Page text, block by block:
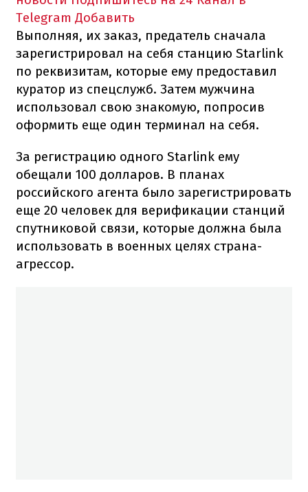
Telegram Добавить
Выполняя, их заказ, предатель сначала
зарегистрировал на себя станцию Starlink
по реквизитам, которые ему предоставил
куратор из спецслужб. Затем мужчина
использовал свою знакомую, попросив
оформить еще один терминал на себя.
За регистрацию одного Starlink ему
обещали 100 долларов. В планах
российского агента было зарегистрировать
еще 20 человек для верификации станций
спутниковой связи, которые должна была
использовать в военных целях страна-
агрессор.